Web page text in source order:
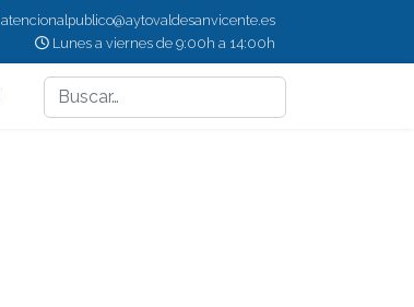
atencionalpublico@aytovaldesanvicente.es
Lunes a viernes de 9:00h a 14:00h
Buscar